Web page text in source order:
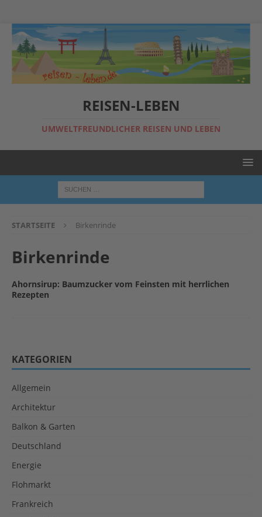
REISEN-LEBEN
UMWELTFREUNDLICHER REISEN UND LEBEN
STARTSEITE Birkenrinde
Birkenrinde
Ahornsirup: Baumzucker vom Feinsten mit herrlichen
Rezepten
KATEGORIEN
Allgemein
Architektur
Balkon & Garten
Deutschland
Energie
Flohmarkt
Frankreich